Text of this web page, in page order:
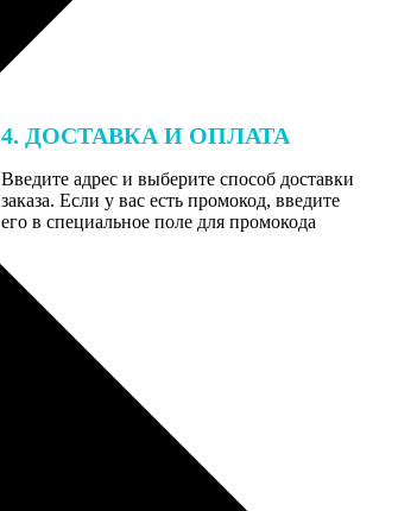
4. ДОСТАВКА И ОПЛАТА
Введите адрес и выберите способ доставки
заказа. Если у вас есть промокод, введите
его в специальное поле для промокода